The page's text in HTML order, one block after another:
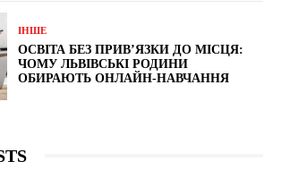
ІНШЕ
ОСВІТА БЕЗ ПРИВ’ЯЗКИ ДО МІСЦЯ:
ЧОМУ ЛЬВІВСЬКІ РОДИНИ
ОБИРАЮТЬ ОНЛАЙН-НАВЧАННЯ